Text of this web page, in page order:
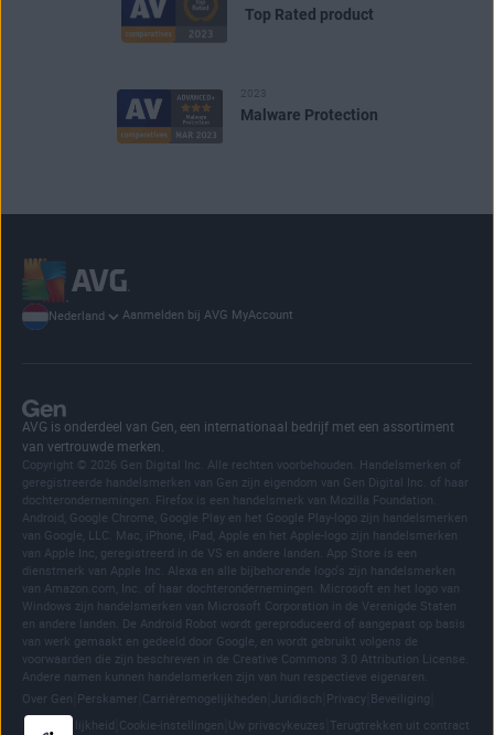
Top Rated product
2023
Malware Protection
Nederland Aanmelden bij AVG MyAccount
AVG is onderdeel van Gen, een internationaal bedrijf met een assortiment
van vertrouwde merken.
Copyright © 2026 Gen Digital Inc. Alle rechten voorbehouden. Handelsmerken of
geregistreerde handelsmerken van Gen zijn eigendom van Gen Digital Inc. of haar
dochterondernemingen. Firefox is een handelsmerk van Mozilla Foundation.
Android, Google Chrome, Google Play en het Google Play-logo zijn handelsmerken
van Google, LLC. Mac, iPhone, iPad, Apple en het Apple-logo zijn handelsmerken
van Apple Inc, geregistreerd in de VS en andere landen. App Store is een
dienstmerk van Apple Inc. Alexa en alle bijbehorende logo's zijn handelsmerken
van Amazon.com, Inc. of haar dochterondernemingen. Microsoft en het logo van
Windows zijn handelsmerken van Microsoft Corporation in de Verenigde Staten
en andere landen. De Android Robot wordt gereproduceerd of aangepast op basis
van werk gemaakt en gedeeld door Google, en wordt gebruikt volgens de
voorwaarden die zijn beschreven in de Creative Commons 3.0 Attribution License.
Andere namen kunnen handelsmerken zijn van hun respectieve eigenaren.
Over Gen Perskamer Carrièremogelijkheden Juridisch Privacy Beveiliging
Toegankelijkheid Cookie-instellingen Uw privacykeuzes Terugtrekken uit contract